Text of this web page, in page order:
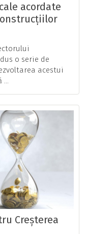
acordate
o serie de
acestui
...
Creșterea